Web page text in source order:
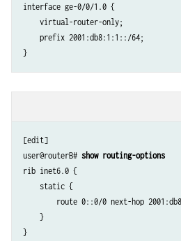
    }
interface ge-0/0/1.0 {
    virtual-router-only;
    prefix 2001:db8:1:1::/64;
[edit]
user@routerB# show routing-options
rib inet6.0 {
    static {
route 0::0/0 next-hop
    }